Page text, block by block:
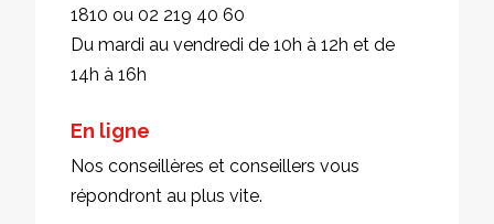
1810 ou 02 219 40 60
Du mardi au vendredi de 10h à 12h et de
14h à 16h
En ligne
Nos conseillères et conseillers vous
répondront au plus vite.